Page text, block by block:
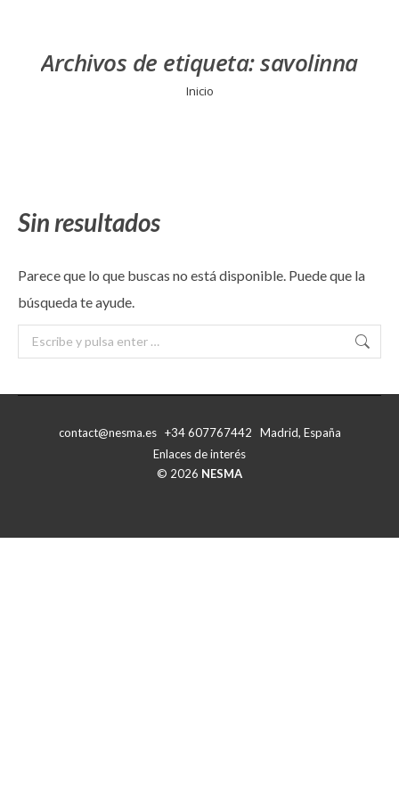
Archivos de etiqueta:savolinna
Estás aquí:
Inicio
Sin resultados
Parece que lo que buscas no está disponible. Puede que la
búsqueda te ayude.
Buscar:
contact@nesma.es +34 607767442 Madrid, España
Enlaces de interés
© 2026 NESMA